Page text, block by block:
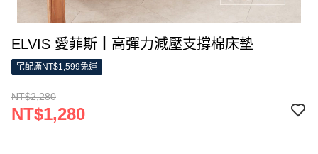
ELVIS 愛菲斯┃高彈力減壓支撐棉床墊
宅配滿NT$1,599免運
NT$2,280
NT$1,280